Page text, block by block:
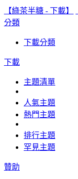
【綠茶半糖 - 下載】
分類
下載分類
下載
主題清單
人氣主題
熱門主題
排行主題
罕見主題
贊助